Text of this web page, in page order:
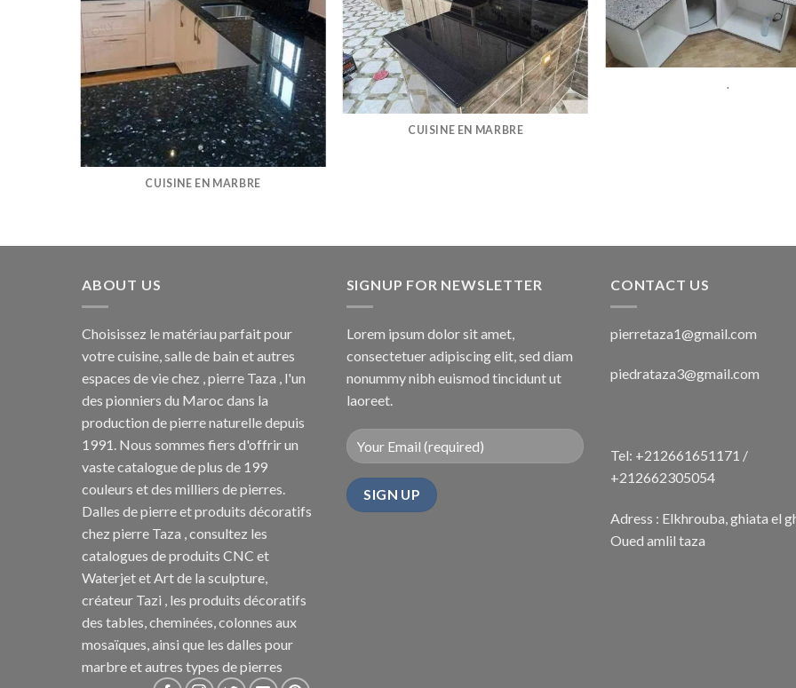
CUISINE EN MARBRE
CUISINE EN MARBRE
.
ABOUT US
Choisissez le matériau parfait pour
votre cuisine, salle de bain et autres
espaces de vie chez , pierre Taza , l'un
des pionniers du Maroc dans la
production de pierre naturelle depuis
1991. Nous sommes fiers d'offrir un
vaste catalogue de plus de 199
couleurs et des milliers de pierres.
Dalles de pierre et produits décoratifs
chez pierre Taza , consultez les
catalogues de produits CNC et
Waterjet et Art de la sculpture,
créateur Tazi , les produits décoratifs
des tables, cheminées, colonnes aux
mosaïques, ainsi que les dalles pour
marbre et autres types de pierres
SIGNUP FOR NEWSLETTER
Lorem ipsum dolor sit amet,
consectetuer adipiscing elit, sed diam
nonummy nibh euismod tincidunt ut
laoreet.
CONTACT US
pierretaza1@gmail.com
piedrataza3@gmail.com
Tel: +212661651171 /
+212662305054
Adress : Elkhrouba, ghiata el
Oued amlil taza